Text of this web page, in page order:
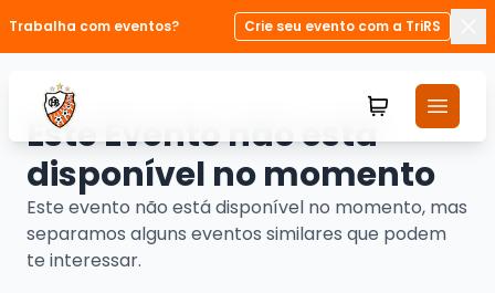
Trabalha com eventos?
Crie seu evento com a TriRS
Este Evento não está
disponível no momento
Este evento não está disponível no momento, mas
separamos alguns eventos similares que podem
te interessar.